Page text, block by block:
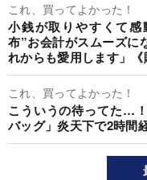
これ、買ってよかった！
小銭が取りやすくて
布”お会計がスムーズに
れからも愛用します」《
これ、買ってよかった！
こういうの待ってた…
バッグ」炎天下で2時間